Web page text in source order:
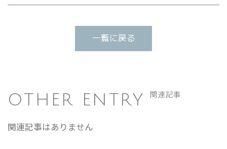
一覧に戻る
OTHER ENTRY 関連記事
関連記事はありません